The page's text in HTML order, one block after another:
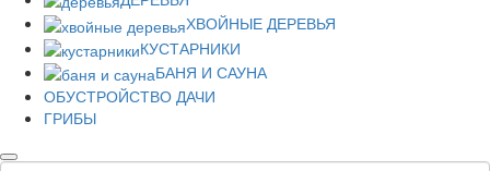
ХВОЙНЫЕ ДЕРЕВЬЯ
КУСТАРНИКИ
БАНЯ И САУНА
ОБУСТРОЙСТВО ДАЧИ
ГРИБЫ